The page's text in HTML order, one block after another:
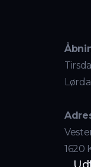
1620